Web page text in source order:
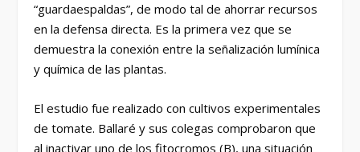
“guardaespaldas”, de modo tal de ahorrar recursos
en la defensa directa. Es la primera vez que se
demuestra la conexión entre la señalización lumínica
y química de las plantas.
El estudio fue realizado con cultivos experimentales
de tomate. Ballaré y sus colegas comprobaron que
al inactivar uno de los fitocromos (B), una situación